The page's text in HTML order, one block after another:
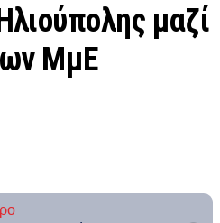
μαζί
ΜμΕ